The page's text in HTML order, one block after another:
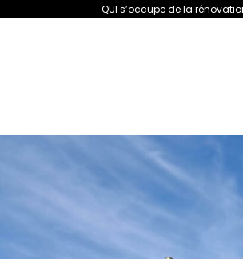
QUI s’occupe de la